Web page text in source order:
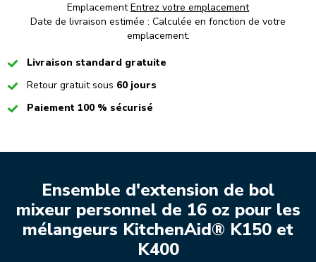
Emplacement Entrez votre emplacement
Date de livraison estimée : Calculée en fonction de votre
emplacement.
CheckedLivraison standard gratuite
CheckedRetour gratuit sous 60 jours
CheckedPaiement 100 % sécurisé
Ensemble d'extension de bol
mixeur personnel de 16 oz pour les
mélangeurs KitchenAid® K150 et
K400